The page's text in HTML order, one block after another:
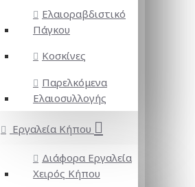
Ελαιοραβδιστικό
Πάγκου
Κοσκίνες
Παρελκόμενα
Ελαιοσυλλογής
Εργαλεία Κήπου
Διάφορα Εργαλεία
Χειρός Κήπου